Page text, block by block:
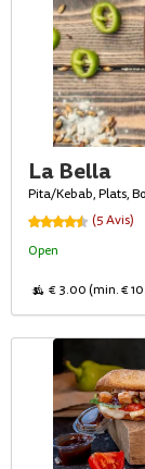
La Bella
Pita/Kebab, Plats,
(5 Avis)
Open
€ 3.00 (min. €